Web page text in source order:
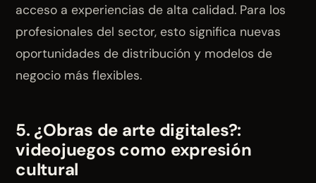
acceso a experiencias de alta calidad. Para los
profesionales del sector, esto significa nuevas
oportunidades de distribución y modelos de
negocio más flexibles.
5. ¿Obras de arte digitales?:
videojuegos como expresión
cultural